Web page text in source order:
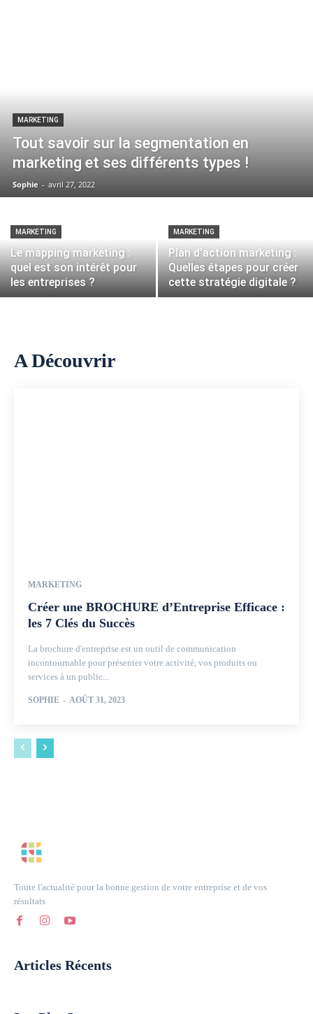
MARKETING
Tout savoir sur la segmentation en
marketing et ses différents types !
Sophie - avril 27, 2022
MARKETING
Le mapping marketing :
quel est son intérêt pour
les entreprises ?
MARKETING
Plan d’action marketing :
Quelles étapes pour créer
cette stratégie digitale ?
A Découvrir
MARKETING
Créer une BROCHURE d’Entreprise Efficace :
les 7 Clés du Succès
La brochure d'entreprise est un outil de communication
incontournable pour présenter votre activité, vos produits ou
services à un public...
SOPHIE - AOÛT 31, 2023
Toute l'actualité pour la bonne gestion de votre entreprise et de vos
résultats
Articles Récents